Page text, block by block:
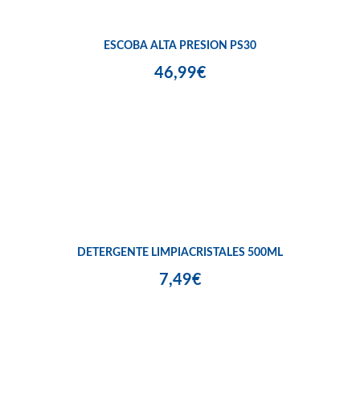
ESCOBA ALTA PRESION PS30
46,99€
DETERGENTE LIMPIACRISTALES 500ML
7,49€